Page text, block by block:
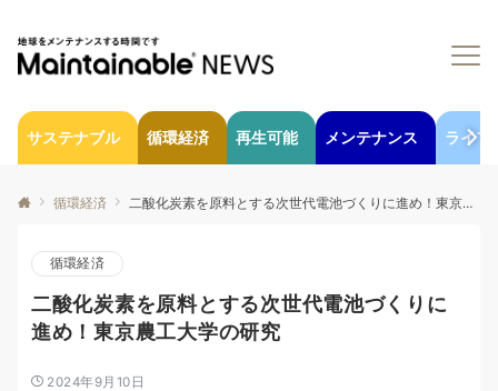
サステナブル 循環経済 再生可能 メンテナンス ライフ
循環経済 二酸化炭素を原料とする次世代電池づくりに進め！東京農工大学の研究
循環経済
二酸化炭素を原料とする次世代電池づくりに
進め！東京農工大学の研究
2024年9月10日